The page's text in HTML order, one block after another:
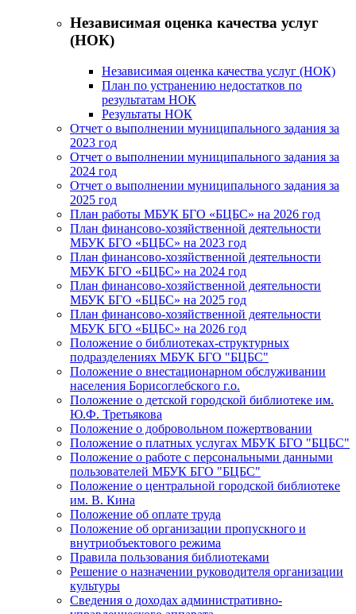
Независимая оценка качества услуг
(НОК)
Независимая оценка качества услуг (НОК)
План по устранению недостатков по
результатам НОК
Результаты НОК
Отчет о выполнении муниципального задания за
2023 год
Отчет о выполнении муниципального задания за
2024 год
Отчет о выполнении муниципального задания за
2025 год
План работы МБУК БГО «БЦБС» на 2026 год
План финансово-хозяйственной деятельности
МБУК БГО «БЦБС» на 2023 год
План финансово-хозяйственной деятельности
МБУК БГО «БЦБС» на 2024 год
План финансово-хозяйственной деятельности
МБУК БГО «БЦБС» на 2025 год
План финансово-хозяйственной деятельности
МБУК БГО «БЦБС» на 2026 год
Положение о библиотеках-структурных
подразделениях МБУК БГО "БЦБС"
Положение о внестационарном обслуживании
населения Борисоглебского г.о.
Положение о детской городской библиотеке им.
Ю.Ф. Третьякова
Положение о добровольном пожертвовании
Положение о платных услугах МБУК БГО "БЦБС"
Положение о работе с персональными данными
пользователей МБУК БГО "БЦБС"
Положение о центральной городской библиотеке
им. В. Кина
Положение об оплате труда
Положение об организации пропускного и
внутриобъектового режима
Правила пользования библиотеками
Решение о назначении руководителя организации
культуры
Сведения о доходах административно-